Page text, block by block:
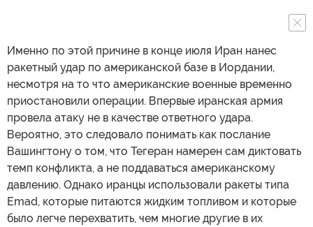
Именно по этой причине в конце июля Иран нанес
ракетный удар по американской базе в Иордании,
несмотря на то что американские военные временно
приостановили операции. Впервые иранская армия
провела атаку не в качестве ответного удара.
Вероятно, это следовало понимать как послание
Вашингтону о том, что Тегеран намерен сам диктовать
темп конфликта, а не поддаваться американскому
давлению. Однако иранцы использовали ракеты типа
Emad, которые питаются жидким топливом и которые
было легче перехватить, чем многие другие в их